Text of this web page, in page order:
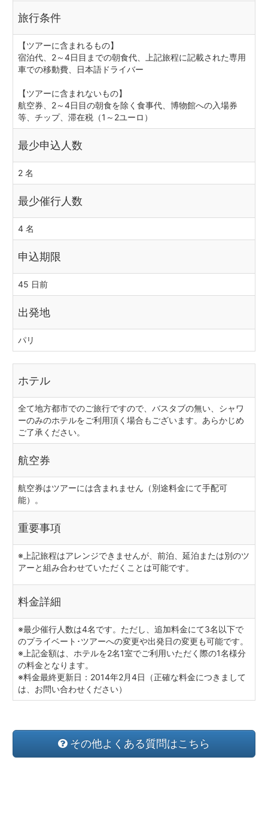
旅行条件
【ツアーに含まれるもの】
宿泊代、2～4日目までの朝食代、上記旅程に記載された専用
車での移動費、日本語ドライバー
【ツアーに含まれないもの】
航空券、2～4日目の朝食を除く食事代、博物館への入場券
等、チップ、滞在税（1～2ユーロ）
最少申込人数
2 名
最少催行人数
4 名
申込期限
45 日前
出発地
パリ
ホテル
全て地方都市でのご旅行ですので、バスタブの無い、シャワ
ーのみのホテルをご利用頂く場合もございます。あらかじめ
ご了承ください。
航空券
航空券はツアーには含まれません（別途料金にて手配可
能）。
重要事項
※上記旅程はアレンジできませんが、前泊、延泊または別のツ
アーと組み合わせていただくことは可能です。
料金詳細
※最少催行人数は4名です。ただし、追加料金にて3名以下で
のプライベート･ツアーへの変更や出発日の変更も可能です。
※上記金額は、ホテルを2名1室でご利用いただく際の1名様分
の料金となります。
※料金最終更新日：2014年2月4日（正確な料金につきまして
は、お問い合わせください）
その他よくある質問はこちら